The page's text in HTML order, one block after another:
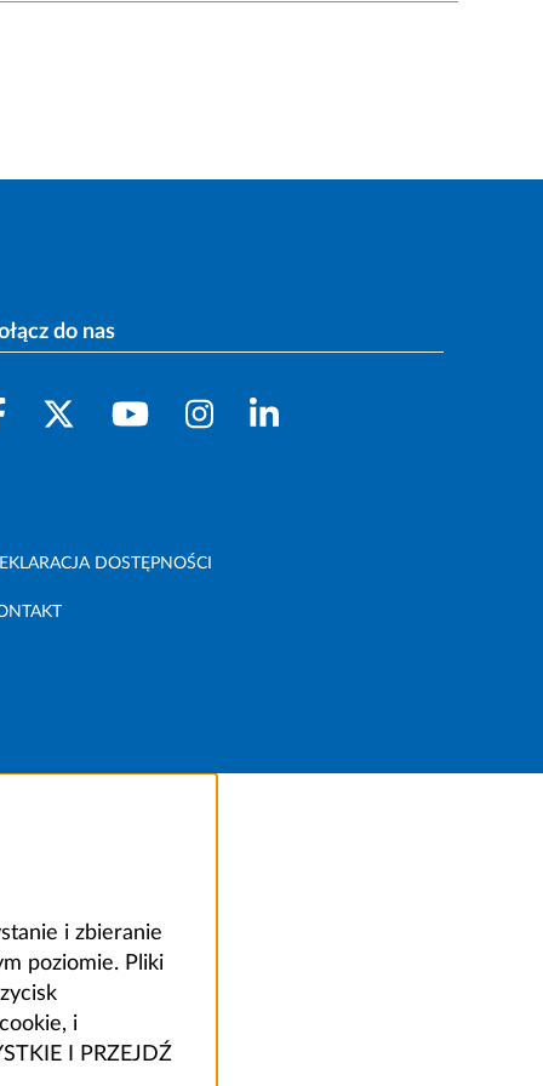
do nas
DOSTĘPNOŚCI
i zbieranie
poziomie. Pliki
i
I PRZEJDŹ